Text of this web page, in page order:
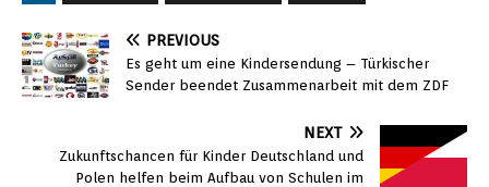
PREVIOUS
Es geht um eine Kindersendung – Türkischer
Sender beendet Zusammenarbeit mit dem ZDF
NEXT
Zukunftschancen für Kinder Deutschland und
Polen helfen beim Aufbau von Schulen im